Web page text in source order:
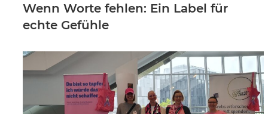
Wenn Worte fehlen: Ein Label für
echte Gefühle